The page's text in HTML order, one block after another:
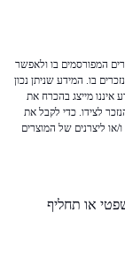
המפורסמים בו ולאפשר
בו. המידע שניתן נכון
איננו מייצג בהכרח את
לצידו. כדי לקבל את
או ליצרנים של המוצרים
או תחליף